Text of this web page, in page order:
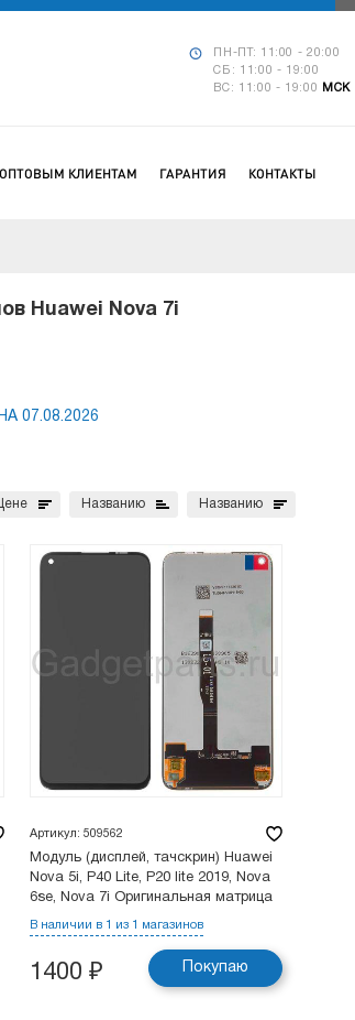
ПН-ПТ: 11:00 - 20:00
СБ: 11:00 - 19:00
ВС: 11:00 - 19:00
МСК
ОПТОВЫМ КЛИЕНТАМ ГАРАНТИЯ КОНТАКТЫ
Huawei Nova 7i
07.08.2026
Цене Названию Названию
Артикул: 509562
Модуль (дисплей, тачскрин) Huawei
Nova 5i, P40 Lite, P20 lite 2019, Nova
6se, Nova 7i Оригинальная матрица
В наличии в 1 из 1 магазинов
1400 ₽ Покупаю